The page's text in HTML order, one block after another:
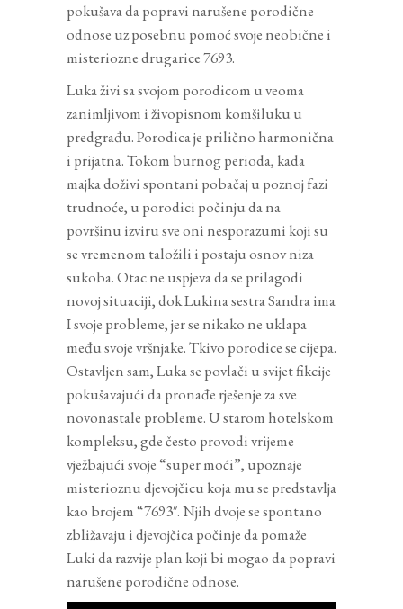
pokušava da popravi narušene porodične
odnose uz posebnu pomoć svoje neobične i
misteriozne drugarice 7693.
Luka živi sa svojom porodicom u veoma
zanimljivom i živopisnom komšiluku u
predgrađu. Porodica je prilično harmonična
i prijatna. Tokom burnog perioda, kada
majka doživi spontani pobačaj u poznoj fazi
trudnoće, u porodici počinju da na
površinu izviru sve oni nesporazumi koji su
se vremenom taložili i postaju osnov niza
sukoba. Otac ne uspjeva da se prilagodi
novoj situaciji, dok Lukina sestra Sandra ima
I svoje probleme, jer se nikako ne uklapa
među svoje vršnjake. Tkivo porodice se cijepa.
Ostavljen sam, Luka se povlači u svijet fikcije
pokušavajući da pronađe rješenje za sve
novonastale probleme. U starom hotelskom
kompleksu, gde često provodi vrijeme
vježbajući svoje “super moći”, upoznaje
misterioznu djevojčicu koja mu se predstavlja
kao brojem “7693″. Njih dvoje se spontano
zbližavaju i djevojčica počinje da pomaže
Luki da razvije plan koji bi mogao da popravi
narušene porodične odnose.